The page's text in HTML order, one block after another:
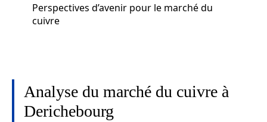
Perspectives d’avenir pour le marché du
cuivre
Analyse du marché du cuivre à
Derichebourg